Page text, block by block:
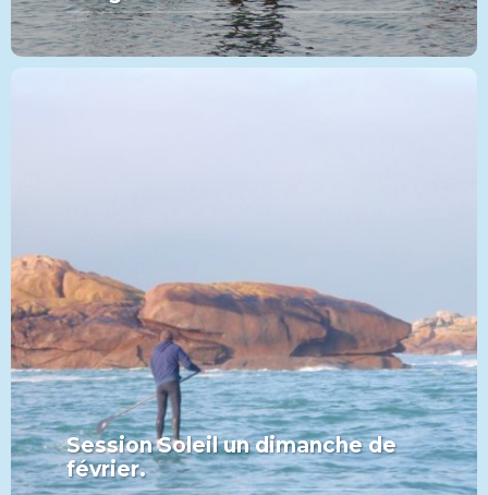
VIEW MORE CATÉGORIE PADDLE
Session Soleil un dimanche de
février.
MORE FROM THIS SET:
Session Soleil un dimanche de
février.